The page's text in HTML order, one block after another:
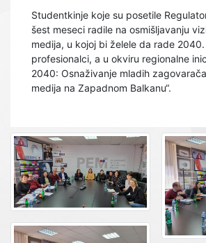
Studentkinje koje su posetile
šest meseci radile na osmišljavanju
medija, u kojoj bi želele da rade
profesionalci, a u okviru regionalne
2040: Osnaživanje mladih
medija na Zapadnom Balkanu“.